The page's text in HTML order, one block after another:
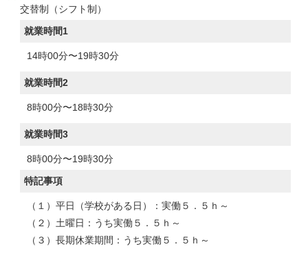
交替制（シフト制）
就業時間1
14時00分〜19時30分
就業時間2
8時00分〜18時30分
就業時間3
8時00分〜19時30分
特記事項
（１）平日（学校がある日）：実働５．５ｈ～
（２）土曜日：うち実働５．５ｈ～
（３）長期休業期間：うち実働５．５ｈ～